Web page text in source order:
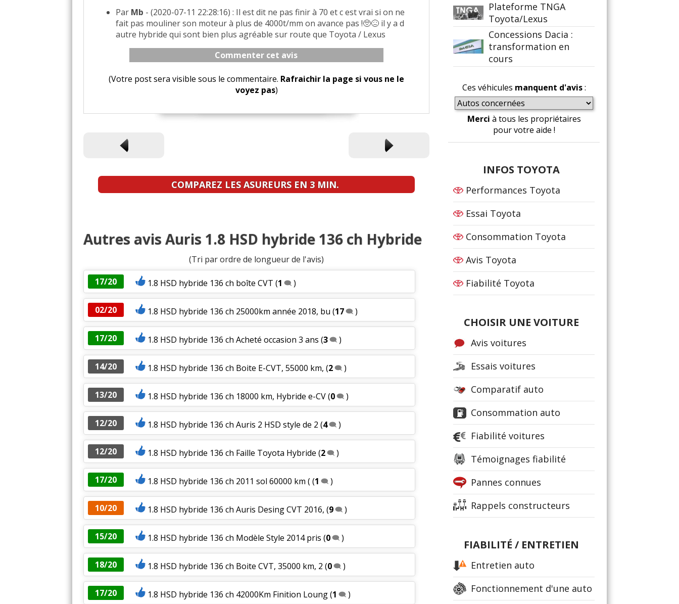
Par Mb - (2020-07-11 22:28:16) : Il est dit ne pas finir à 70 et c est vrai si on ne
fait pas mouliner son moteur à plus de 4000t/mm on avance pas !🥺😖 il y a d
autre hybride qui sont bien plus agréable sur route que Toyota / Lexus
Commenter cet avis
(Votre post sera visible sous le commentaire. Rafraichir la page si vous ne le
voyez pas)
COMPAREZ LES ASUREURS EN 3 MIN.
Autres avis Auris 1.8 HSD hybride 136 ch Hybride
(Tri par ordre de longueur de l'avis)
17/20
1.8 HSD hybride 136 ch boîte CVT (1 )
02/20 1.8 HSD hybride 136 ch 25000km année 2018, bu (17 )
17/20 1.8 HSD hybride 136 ch Acheté occasion 3 ans (3 )
14/20 1.8 HSD hybride 136 ch Boite E-CVT, 55000 km, (2 )
13/20 1.8 HSD hybride 136 ch 18000 km, Hybride e-CV(0 )
12/20 1.8 HSD hybride 136 ch Auris 2 HSD style de 2 (4 )
12/20 1.8 HSD hybride 136 ch Faille Toyota Hybride (2 )
17/20 1.8 HSD hybride 136 ch 2011 sol 60000 km ((1 )
10/20 1.8 HSD hybride 136 ch Auris Desing CVT 2016, (9 )
15/20 1.8 HSD hybride 136 ch Modèle Style 2014 pris (0 )
18/20 1.8 HSD hybride 136 ch Boite CVT, 35000 km, 2 (0 )
17/20 1.8 HSD hybride 136 ch 42000Km Finition Loung(1 )
Plateforme TNGA
Toyota/Lexus
Concessions Dacia :
transformation en
cours
Ces véhicules manquent d'avis:
Merci à tous les propriétaires
pour votre aide !
INFOS TOYOTA
Performances Toyota
Essai Toyota
Consommation Toyota
Avis Toyota
Fiabilité Toyota
CHOISIR UNE VOITURE
Avis voitures
Essais voitures
Comparatif auto
Consommation auto
Fiabilité voitures
Témoignages fiabilité
Pannes connues
Rappels constructeurs
FIABILITÉ / ENTRETIEN
Entretien auto
Fonctionnement d'une auto